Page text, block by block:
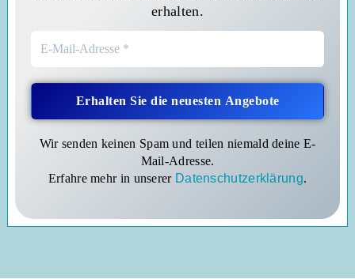
erhalten.
Wir senden keinen Spam und teilen niemald deine E-
Mail-Adresse.
Erfahre mehr in unserer Datenschutzerklärung.